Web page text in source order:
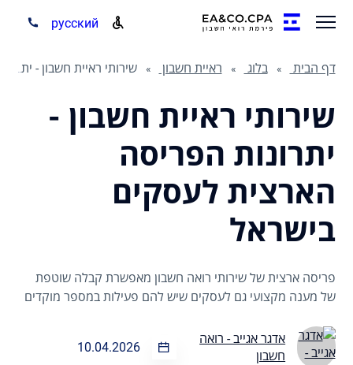
русский
דף הבית בלוג ראיית חשבון שירותי ראיית חשבון - יתרונות הפריסה הארצית לעסקים בישראל
שירותי ראיית חשבון -
יתרונות הפריסה
הארצית לעסקים
בישראל
פריסה ארצית של שירותי רואה חשבון מאפשרת קבלה שוטפת
של מענה מקצועי גם לעסקים שיש להם פעילות במספר מוקדים
אדגר אגייב - רואה
חשבון
10.04.2026